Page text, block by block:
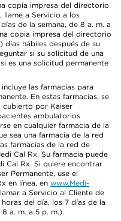
copia impresa del directorio
llame a Servicio a los
de la semana, de 8 a. m. a
copia impresa del directorio
hábiles después de su
si su solicitud de una
es una solicitud permanente
las farmacias para
En estas farmacias, se
cubierto por Kaiser
ambulatorios
en cualquier farmacia de la
sea una farmacia de la red
farmacias de la red de
Cal Rx. Su farmacia puede
Cal Rx. Si quiere encontrar
Permanente, use el
en línea, en www.Medi-
a Servicio al Cliente de
del día, los 7 días de la
a. m. a 5 p. m.).